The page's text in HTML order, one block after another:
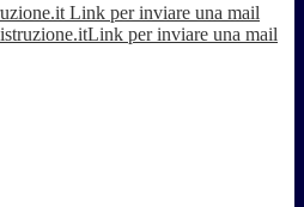
Link per inviare una mail
Link per inviare una mail